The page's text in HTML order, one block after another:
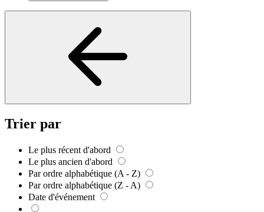
Trier par
Le plus récent d'abord
Le plus ancien d'abord
Par ordre alphabétique (A - Z)
Par ordre alphabétique (Z - A)
Date d'événement